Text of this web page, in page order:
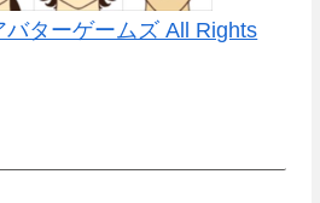
バターゲームズ All Rights